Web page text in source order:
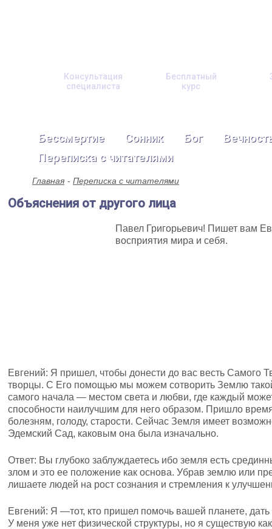
Консультация
специалиста
Бесплатный
курс
Бессмертие Сонник Бог
Переписка с читателями
Главная Переписка с читателями
Объяснения от другого лица
Павел Григорьевич! Пишет вам
восприятия мира и себя.
Евгений: Я пришел, чтобы донести до вас весть Самого
творцы. С Его помощью мы можем сотворить Землю
самого начала — местом света и любви, где каждый
способности наилучшим для него образом. Пришло
болезням, голоду, старости. Сейчас Земля имеет
Эдемский Сад, каковым она была изначально.
Ответ: Вы глубоко заблуждаетесь ибо земля есть
злом и это ее положение как основа. Убрав землю или
лишаете людей на рост сознания и стремления к
Евгений: Я —тот, кто пришел помочь вашей планете,
У меня уже нет физической структуры, но я существую как